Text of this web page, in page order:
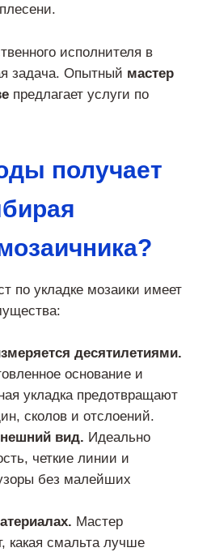
исполнителя в
задача. Опытный мастер
предлагает услуги по
получает
по укладке мозаики имеет
десятилетиями.
основание и
укладка предотвращают
сколов и отслоений.
вид. Идеально
четкие линии и
без малейших
Мастер
какая смальта лучше